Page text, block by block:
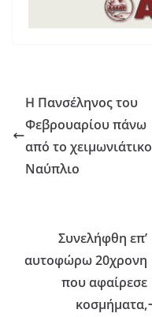
Η Πανσέληνος του
Φεβρουαρίου πάνω
από το χειμωνιάτικο
Ναύπλιο
Συνελήφθη επ’
αυτοφώρω 20χρονη
που αφαίρεσε
κοσμήματα,